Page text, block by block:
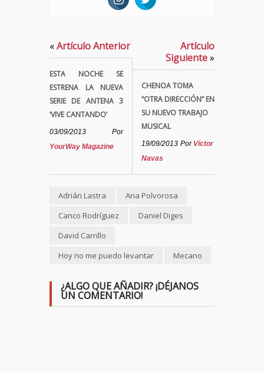
«Artículo Anterior
ESTA NOCHE SE
ESTRENA LA NUEVA
SERIE DE ANTENA 3
‘VIVE CANTANDO’
03/09/2013
Por
YourWay Magazine
Artículo
Siguiente»
CHENOA TOMA
“OTRA DIRECCIÓN” EN
SU NUEVO TRABAJO
MUSICAL
19/09/2013 Por Víctor
Navas
Adrián Lastra
Ana Polvorosa
Canco Rodríguez
Daniel Diges
David Carrillo
Hoy no me puedo levantar
Mecano
¿ALGO QUE AÑADIR? ¡DÉJANOS
UN COMENTARIO!